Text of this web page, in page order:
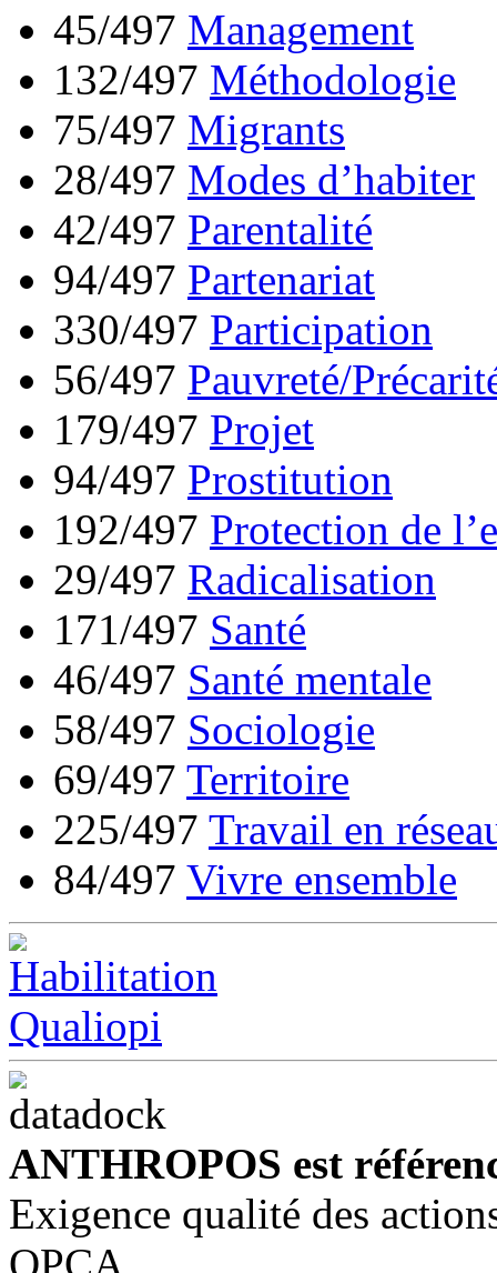
45/497 Management
132/497 Méthodologie
75/497 Migrants
28/497 Modes d’habiter
42/497 Parentalité
94/497 Partenariat
330/497 Participation
56/497 Pauvreté/
179/497 Projet
94/497 Prostitution
192/497 Protection de
29/497 Radicalisation
171/497 Santé
46/497 Santé mentale
58/497 Sociologie
69/497 Territoire
225/497 Travail en
84/497 Vivre ensemble
ANTHROPOS est
Exigence qualité des